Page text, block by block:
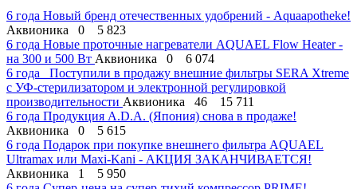
6 года Новый бренд отечественных удобрений - Aquaapotheke!
Аквионика
0
5 823
6 года Новые проточные нагреватели AQUAEL Flow Heater -
на 300 и 500 Вт Аквионика 0
6 074
6 года
Поступили в продажу внешние фильтры SERA Xtreme
с УФ-стерилизатором и электронной регулировкой
производительности Аквионика 46
15 711
6 года Продукция A.D.A. (Япония) снова в продаже!
Аквионика
0
5 615
6 года Подарок при покупке внешнего фильтра AQUAEL
Ultramax или Maxi-Kani - АКЦИЯ ЗАКАНЧИВАЕТСЯ!
Аквионика
1
5 950